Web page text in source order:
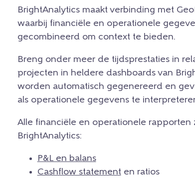
BrightAnalytics maakt verbinding met
waarbij financiële en operationele
gecombineerd om context te bieden.
Breng onder meer de tijdsprestaties in
projecten in heldere dashboards van
worden automatisch gegenereerd en
als operationele gegevens te
Alle financiële en operationele rapporten
BrightAnalytics:
P&L en balans
Cashflow statementen ratios